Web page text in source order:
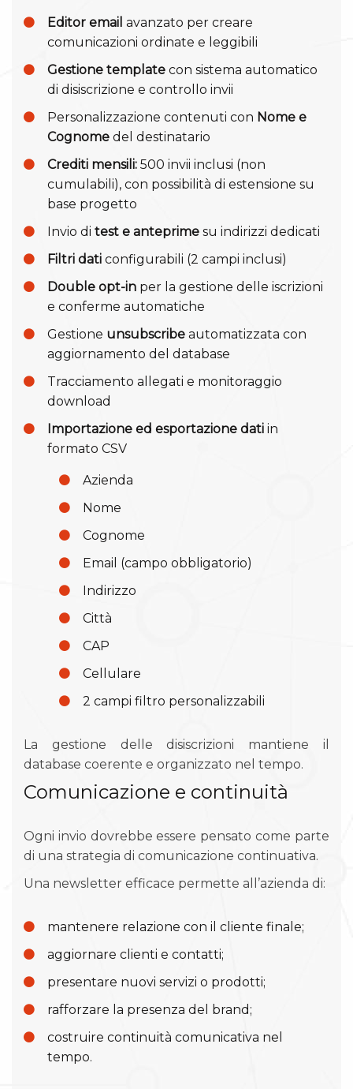
Editor email avanzato per creare
comunicazioni ordinate e leggibili
Gestione template con sistema automatico
di disiscrizione e controllo invii
Personalizzazione contenuti con Nome e
Cognome del destinatario
Crediti mensili: 500 invii inclusi (non
cumulabili), con possibilità di estensione su
base progetto
Invio di test e anteprime su indirizzi dedicati
Filtri dati configurabili (2 campi inclusi)
Double opt-in per la gestione delle iscrizioni
e conferme automatiche
Gestione unsubscribe automatizzata con
aggiornamento del database
Tracciamento allegati e monitoraggio
download
Importazione ed esportazione dati in
formato CSV
Azienda
Nome
Cognome
Email (campo obbligatorio)
Indirizzo
Città
CAP
Cellulare
2 campi filtro personalizzabili
La gestione delle disiscrizioni mantiene il
database coerente e organizzato nel tempo.
Comunicazione e continuità
Ogni invio dovrebbe essere pensato come parte
di una strategia di comunicazione continuativa.
Una newsletter efficace permette all’azienda di:
mantenere relazione con il cliente finale;
aggiornare clienti e contatti;
presentare nuovi servizi o prodotti;
rafforzare la presenza del brand;
costruire continuità comunicativa nel
tempo.